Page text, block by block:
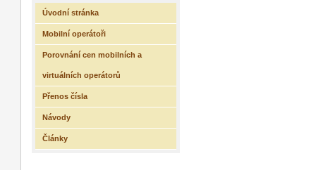
Úvodní stránka
Mobilní operátoři
Porovnání cen mobilních a
virtuálních operátorů
Přenos čísla
Návody
Články